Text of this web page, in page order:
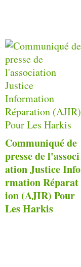
Communiqué de
presse de l'associ
ation Justice Info
rmation Réparat
ion (AJIR) Pour
Les Harkis